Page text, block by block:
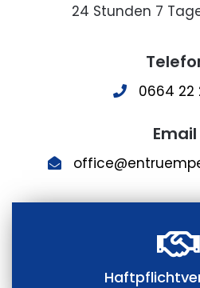
24 Stunden 7
0664 22
Email